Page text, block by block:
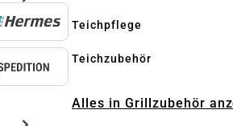
Teichpflege
Teichzubehör
Alles in Grillzubehör